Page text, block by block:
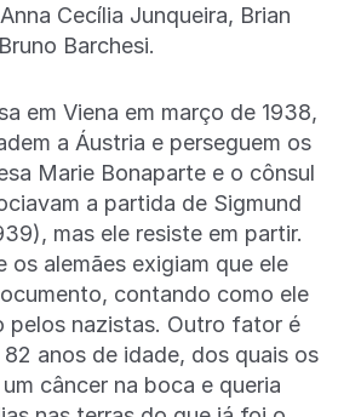
Cecília Junqueira, Brian
Barchesi.
em Viena em março de 1938,
a Áustria e perseguem os
Marie Bonaparte e o cônsul
a partida de Sigmund
mas ele resiste em partir.
os alemães exigiam que ele
contando como ele
pelos nazistas. Outro fator é
anos de idade, dos quais os
câncer na boca e queria